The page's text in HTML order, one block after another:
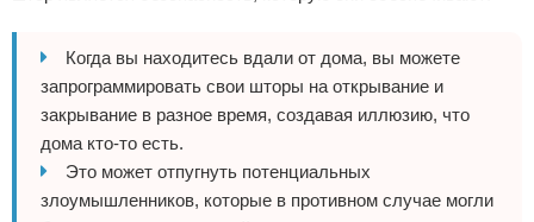
Когда вы находитесь вдали от дома, вы можете
запрограммировать свои шторы на открывание и
закрывание в разное время, создавая иллюзию, что
дома кто-то есть.
Это может отпугнуть потенциальных
злоумышленников, которые в противном случае могли